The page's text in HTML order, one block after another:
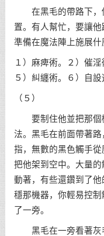
在黑毛的帶路下，
置。有人幫忙，要讓
準備在魔法陣上施展什
１）麻痺術。２）催
５）糾纏術。６）自設
（５）
要制住他並把那個
法。黑毛在前面帶著
指，無數的黑色觸手從
把他架到空中。大量
動著，有些還鑽到了
穩那機器，你輕易控
了一旁。
黑毛在一旁看著灰